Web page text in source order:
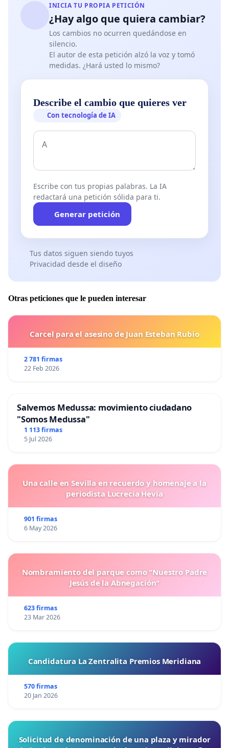
INICIA TU PROPIA PETICIÓN
¿Hay algo que quiera cambiar?
Los cambios no ocurren quedándose en
silencio.
El autor de esta petición alzó la voz y tomó
medidas. ¿Hará usted lo mismo?
Describe el cambio que quieres ver
Con tecnología de IA
Escribe con tus propias palabras. La IA
redactará una petición sólida para ti.
Generar petición
Tus datos siguen siendo tuyos
Privacidad desde el diseño
Otras peticiones que le pueden interesar
Carcel para el asesino de Juan Esteban Rubio
2 781 firmas
22 Feb 2026
Salvemos Medussa: movimiento ciudadano
"Somos Medussa"
1 113 firmas
5 Jul 2026
Una calle en Sevilla en recuerdo y homenaje a la
periodista Lucrecia Hevia
901 firmas
6 May 2026
Nombramiento del parque como "Nuestro Padre
Jesús de la Abnegación"
623 firmas
23 Mar 2026
Candidatura La Zentralita Premios Meridiana
570 firmas
20 Jan 2026
Solicitud de denominación de una plaza y mirador